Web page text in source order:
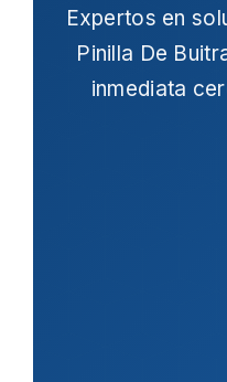
Expertos en
Pinilla De
inmediata